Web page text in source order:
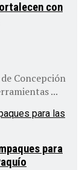
con
Concepción
...
para